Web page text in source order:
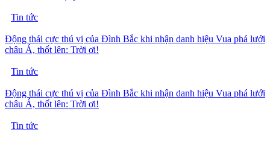
Tin tức
Động thái cực thú vị của Đình Bắc khi nhận danh hiệu Vua phá lưới
châu Á, thốt lên: Trời ơi!
Tin tức
Động thái cực thú vị của Đình Bắc khi nhận danh hiệu Vua phá lưới
châu Á, thốt lên: Trời ơi!
Tin tức